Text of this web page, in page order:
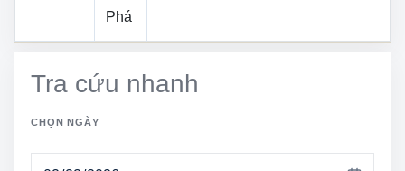
Phá
Tra cứu nhanh
CHỌN NGÀY